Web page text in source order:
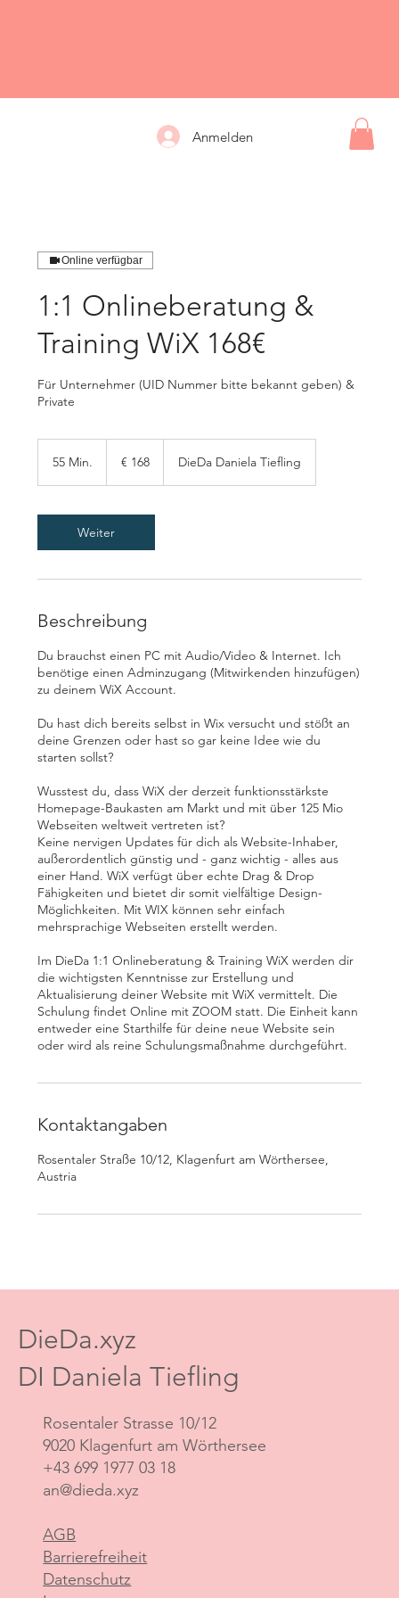
Online verfügbar
1:1 Onlineberatung &
Training WiX 168€
Für Unternehmer (UID Nummer bitte bekannt geben) &
Private
55 Min.
i
n
.
€ 168 DieDa Daniela Tiefling
Weiter
Beschreibung
Du brauchst einen PC mit Audio/Video & Internet. Ich
benötige einen Adminzugang (Mitwirkenden hinzufügen)
zu deinem WiX Account.
Du hast dich bereits selbst in Wix versucht und stößt an
deine Grenzen oder hast so gar keine Idee wie du
starten sollst?
Wusstest du, dass WiX der derzeit funktionsstärkste
Homepage-Baukasten am Markt und mit über 125 Mio
Webseiten weltweit vertreten ist?
Keine nervigen Updates für dich als Website-Inhaber,
außerordentlich günstig und - ganz wichtig - alles aus
einer Hand. WiX verfügt über echte Drag & Drop
Fähigkeiten und bietet dir somit vielfältige Design-
Möglichkeiten. Mit WIX können sehr einfach
mehrsprachige Webseiten erstellt werden.
Im DieDa 1:1 Onlineberatung & Training WiX werden dir
die wichtigsten Kenntnisse zur Erstellung und
Aktualisierung deiner Website mit WiX vermittelt. Die
Schulung findet Online mit ZOOM statt. Die Einheit kann
entweder eine Starthilfe für deine neue Website sein
oder wird als reine Schulungsmaßnahme durchgeführt.
Kontaktangaben
Rosentaler Straße 10/12, Klagenfurt am Wörthersee,
Austria
Anmelden
DieDa.xyz
DI Daniela Tiefling
Rosentaler Strasse 10/12
9020 Klagenfurt am Wörthersee
+43 699 1977 03 18
an@dieda.xyz
AGB
Barrierefreiheit
Datenschutz